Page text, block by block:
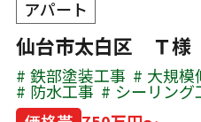
アパート
仙台市太白区 Ｔ様
鉄部塗装工事 大規模
防水工事 シーリング